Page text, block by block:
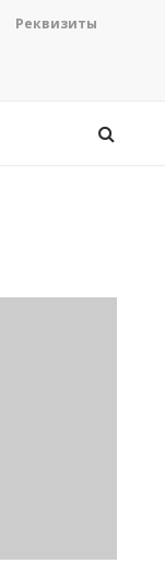
Реквизиты